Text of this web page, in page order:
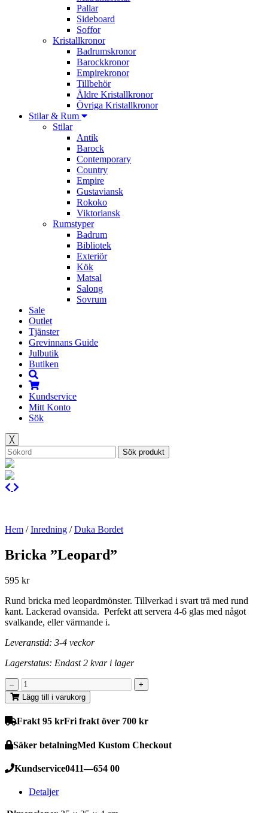
Pallar
Sideboard
Soffor
Kristallkronor
Badrumskronor
Barockkronor
Empirekronor
Tillbehör
Äldre Kristallkronor
Övriga Kristallkronor
Stilar & Rum
Stilar
Antik
Barock
Contemporary
Country
Empire
Gustaviansk
Rokoko
Viktoriansk
Rumstyper
Badrum
Bibliotek
Exteriör
Kök
Matsal
Salong
Sovrum
Sale
Outlet
Tjänster
Grevinnans Guide
Julbutik
Butiken
Kundservice
Mitt Konto
Sök
╳
Sök produkt
Hem /Inredning /Duka Bordet
Bricka ”Leopard”
595 kr
Rund bricka med leopardmönster. Tillverkad i svart trä med rund
kant. Lackerad ovansida. Perfekt att servera 4-6 glas med något
svalkande, eller värmande i.
Leveranstid: 3-4 veckor
Lagerstatus: Endast 2 kvar i lager
Lägg till i varukorg
Frakt 95 krFri frakt över 700 kr
Säker betalningMed Kustom Checkout
Kundservice0411—654 00
Detaljer